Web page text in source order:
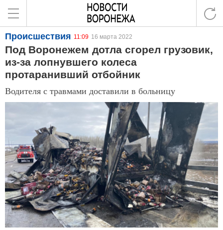
Происшествия 11:09 16 марта 2022
Под Воронежем дотла сгорел грузовик,
из-за лопнувшего колеса
протаранивший отбойник
Водителя с травмами доставили в больницу